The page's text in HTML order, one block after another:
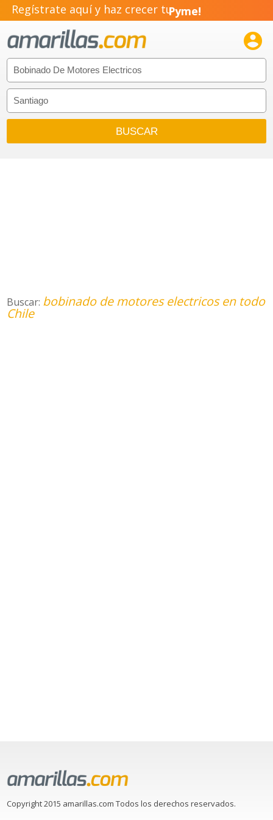
Regístrate aquí y haz crecer tuPyme!
Emprendimiento!

Buscar: bobinado de motores electricos en todo
Chile
Copyright 2015 amarillas.com Todos los derechos reservados.